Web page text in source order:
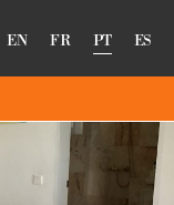
EN FR PT ES